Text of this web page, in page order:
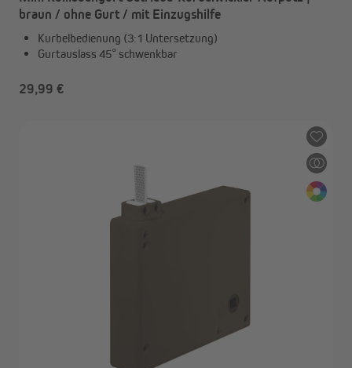
braun / ohne Gurt / mit Einzugshilfe
Kurbelbedienung (3:1 Untersetzung)
Gurtauslass 45° schwenkbar
29,99 €